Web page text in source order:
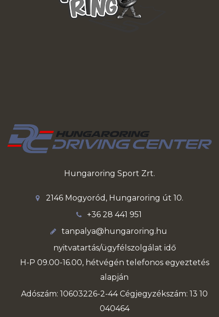
Hungaroring Sport Zrt.
2146 Mogyoród, Hungaroring út 10.
+36 28 441 951
tanpalya@hungaroring.hu
nyitvatartás/ügyfélszolgálat idő
H-P 09.00-16.00, hétvégén telefonos egyeztetés
alapján
Adószám: 10603226-2-44 Cégjegyzékszám: 13 10
040464